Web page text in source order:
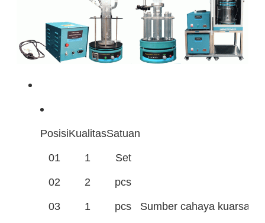
PosisiKualitasSatuan
01
1
Set
02
2
pcs
03
1 pcs Sumber cahaya kuarsa